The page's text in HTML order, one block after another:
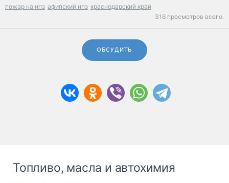
пожар на нпз афипский нпз краснодарский край
316 просмотров всего.
ОБСУДИТЬ
Топливо, масла и автохимия